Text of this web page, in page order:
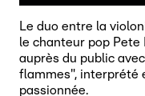
Le duo entre la
le chanteur pop Pete
auprès du public
flammes", interprété
passionnée.